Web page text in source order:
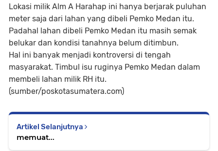
Lokasi milik Alm A Harahap ini hanya berjarak puluhan
meter saja dari lahan yang dibeli Pemko Medan itu.
Padahal lahan dibeli Pemko Medan itu masih semak
belukar dan kondisi tanahnya belum ditimbun.
Hal ini banyak menjadi kontroversi di tengah
masyarakat. Timbul isu ruginya Pemko Medan dalam
membeli lahan milik RH itu.
(sumber/poskotasumatera.com)
Artikel Selanjutnya
memuat...